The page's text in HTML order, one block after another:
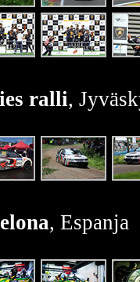
ralli,
, Espanja